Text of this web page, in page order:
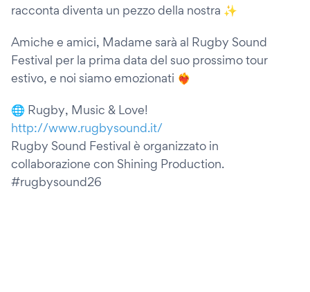
racconta diventa un pezzo della nostra ✨
Amiche e amici, Madame sarà al Rugby Sound
Festival per la prima data del suo prossimo tour
estivo, e noi siamo emozionati ❤️‍🔥
🌐 Rugby, Music & Love!
http://www.rugbysound.it/
Rugby Sound Festival è organizzato in
collaborazione con Shining Production.
#rugbysound26